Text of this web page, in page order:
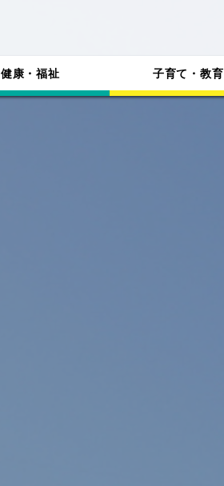
健康・福祉 子育て・教育